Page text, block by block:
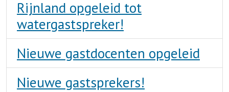
Rijnland opgeleid tot
watergastspreker!
Nieuwe gastdocenten opgeleid
Nieuwe gastsprekers!